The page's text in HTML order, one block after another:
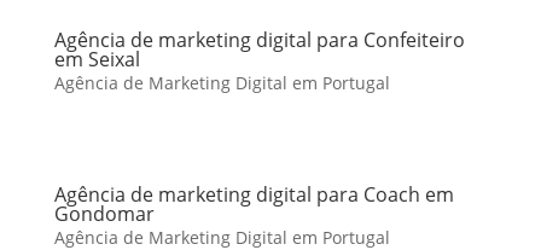
Agência de marketing digital para Confeiteiro
em Seixal
Agência de Marketing Digital em Portugal
Agência de marketing digital para Coach em
Gondomar
Agência de Marketing Digital em Portugal